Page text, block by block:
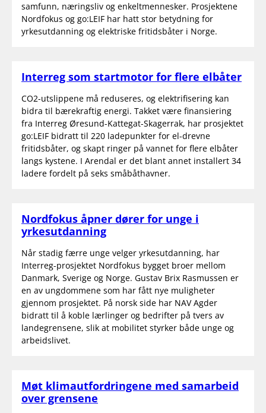
samfunn, næringsliv og enkeltmennesker. Prosjektene
Nordfokus og go:LEIF har hatt stor betydning for
yrkesutdanning og elektriske fritidsbåter i Norge.
Interreg som startmotor for flere elbåter
CO2-utslippene må reduseres, og elektrifisering kan
bidra til bærekraftig energi. Takket være finansiering
fra Interreg Øresund-Kattegat-Skagerrak, har prosjektet
go:LEIF bidratt til 220 ladepunkter for el-drevne
fritidsbåter, og skapt ringer på vannet for flere elbåter
langs kystene. I Arendal er det blant annet installert 34
ladere fordelt på seks småbåthavner.
Nordfokus åpner dører for unge i
yrkesutdanning
Når stadig færre unge velger yrkesutdanning, har
Interreg-prosjektet Nordfokus bygget broer mellom
Danmark, Sverige og Norge. Gustav Brix Rasmussen er
en av ungdommene som har fått nye muligheter
gjennom prosjektet. På norsk side har NAV Agder
bidratt til å koble lærlinger og bedrifter på tvers av
landegrensene, slik at mobilitet styrker både unge og
arbeidslivet.
Møt klimautfordringene med samarbeid
over grensene